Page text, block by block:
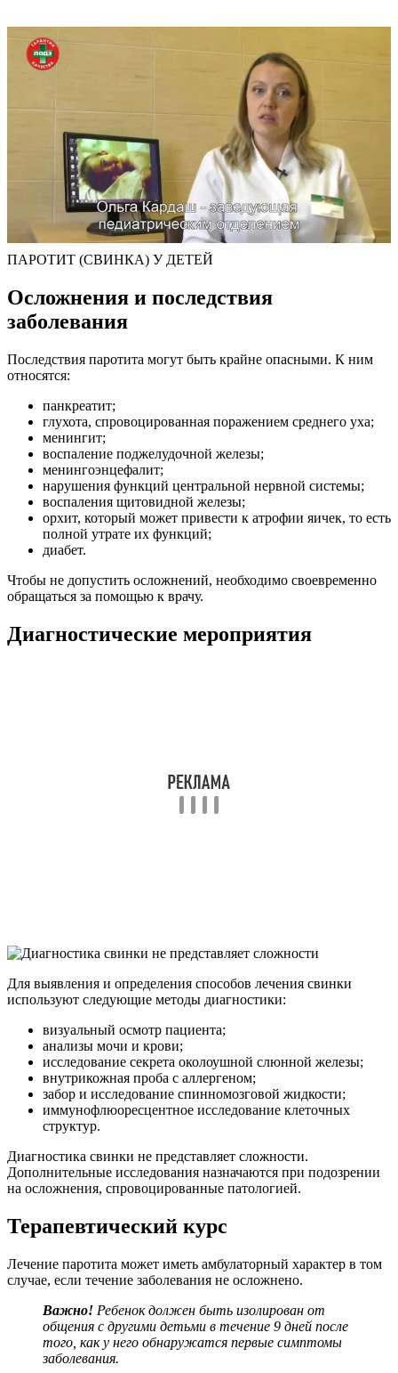
ПАРОТИТ (СВИНКА) У ДЕТЕЙ
Осложнения и последствия
заболевания
Последствия паротита могут быть крайне опасными. К ним
относятся:
панкреатит;
глухота, спровоцированная поражением среднего уха;
менингит;
воспаление поджелудочной железы;
менингоэнцефалит;
нарушения функций центральной нервной системы;
воспаления щитовидной железы;
орхит, который может привести к атрофии яичек, то есть
полной утрате их функций;
диабет.
Чтобы не допустить осложнений, необходимо своевременно
обращаться за помощью к врачу.
Диагностические мероприятия
Для выявления и определения способов лечения свинки
используют следующие методы диагностики:
визуальный осмотр пациента;
анализы мочи и крови;
исследование секрета околоушной слюнной железы;
внутрикожная проба с аллергеном;
забор и исследование спинномозговой жидкости;
иммунофлюоресцентное исследование клеточных
структур.
Диагностика свинки не представляет сложности.
Дополнительные исследования назначаются при подозрении
на осложнения, спровоцированные патологией.
Терапевтический курс
Лечение паротита может иметь амбулаторный характер в том
случае, если течение заболевания не осложнено.
Важно! Ребенок должен быть изолирован от
общения с другими детьми в течение 9 дней после
того, как у него обнаружатся первые симптомы
заболевания.